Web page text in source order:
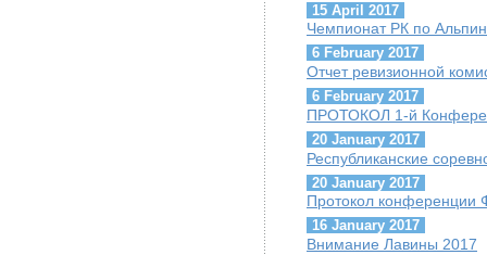
15 April 2017
Чемпионат РК по
6 February 2017
Отчет ревизионной
6 February 2017
ПРОТОКОЛ 1-й
20 January 2017
Республиканские
20 January 2017
Протокол
16 January 2017
Внимание Лавины 2017